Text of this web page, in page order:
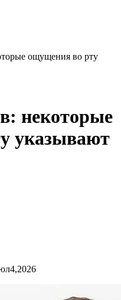
ощущения во рту
некоторые
указывают